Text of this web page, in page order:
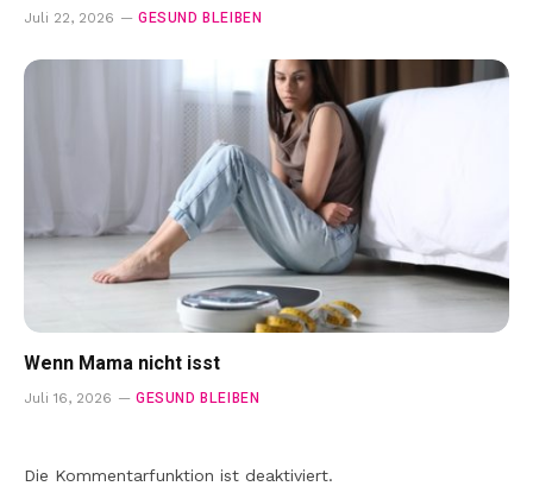
Juli 22, 2026 GESUND BLEIBEN
Wenn Mama nicht isst
Juli 16, 2026 GESUND BLEIBEN
Die Kommentarfunktion ist deaktiviert.